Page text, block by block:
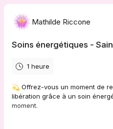
Mathilde Riccone
Soins énergétiques -
1 heure
💫 Offrez-vous un moment de
libération grâce à un soin
moment.